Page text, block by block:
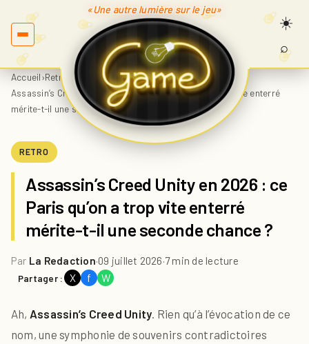
«Une autre lumière sur le jeu»
Game.fr
⌕
Accueil›Retro
Assassin’s Creed Unity en 2026 : ce Paris qu’on a trop vite enterré
mérite-t-il une seconde chance ?
RETRO
Assassin’s Creed Unity en 2026 : ce
Paris qu’on a trop vite enterré
mérite-t-il une seconde chance ?
Par La Redaction·09 juillet 2026·7 min de lecture
Partager : X f W
Ah, Assassin’s Creed Unity. Rien qu’à l’évocation de ce
nom, une symphonie de souvenirs contradictoires